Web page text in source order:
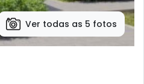
Ver todas as 5 fotos